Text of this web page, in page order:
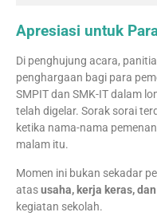
Apresiasi untuk
Di penghujung acara,
penghargaan bagi para
SMPIT dan SMK-IT dalam
telah digelar. Sorak sorai
ketika nama-nama
malam itu.
Momen ini bukan sekadar
atasusaha, kerja keras,
kegiatan sekolah.